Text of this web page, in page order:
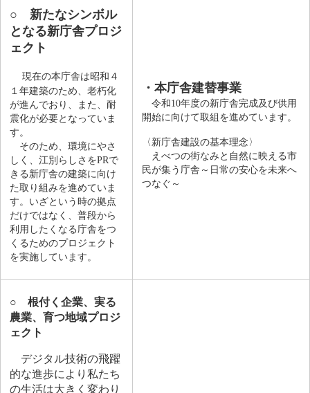
○ 新たなシンボル
となる新庁舎プロジ
ェクト
現在の本庁舎は昭和４
１年建築のため、老朽化
が進んでおり、また、耐
震化が必要となっていま
す。
そのため、環境にやさ
しく、江別らしさをPRで
きる新庁舎の建築に向け
た取り組みを進めていま
す。いざという時の拠点
だけではなく、普段から
利用したくなる庁舎をつ
くるためのプロジェクト
を実施しています。
・本庁舎建替事業
令和10年度の新庁舎完成及び供用
開始に向けて取組を進めています。
〈新庁舎建設の基本理念〉
えべつの街なみと自然に映える市
民が集う庁舎～日常の安心を未来へ
つなぐ～
○ 根付く企業、実る
農業、育つ地域プロジ
ェクト
デジタル技術の飛躍
的な進歩により私たち
の生活は大きく変わり